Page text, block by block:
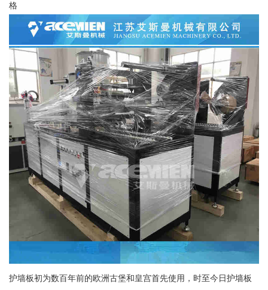
格
护墙板初为数百年前的欧洲古堡和皇宫首先使用，时至今日护墙板